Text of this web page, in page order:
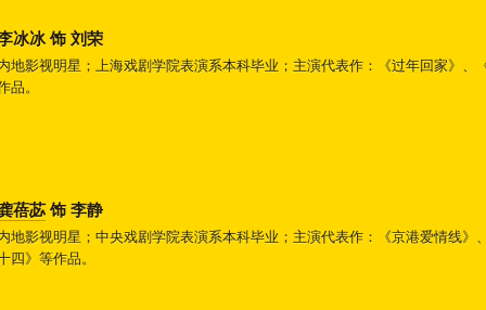
冰冰 饰 刘荣
地影视明星；上海戏剧学院表演系本科毕业；主演代表作：《过年回家》、
品。
蓓苾 饰 李静
地影视明星；中央戏剧学院表演系本科毕业；主演代表作：《京港爱情线》
四》等作品。